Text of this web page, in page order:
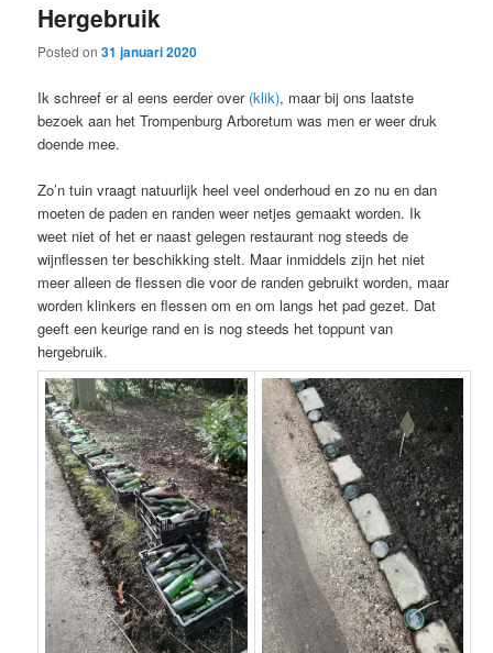
Hergebruik
Posted on31 januari 2020
Ik schreef er al eens eerder over (klik), maar bij ons laatste
bezoek aan het Trompenburg Arboretum was men er weer druk
doende mee.
Zo’n tuin vraagt natuurlijk heel veel onderhoud en zo nu en dan
moeten de paden en randen weer netjes gemaakt worden. Ik
weet niet of het er naast gelegen restaurant nog steeds de
wijnflessen ter beschikking stelt. Maar inmiddels zijn het niet
meer alleen de flessen die voor de randen gebruikt worden, maar
worden klinkers en flessen om en om langs het pad gezet. Dat
geeft een keurige rand en is nog steeds het toppunt van
hergebruik.